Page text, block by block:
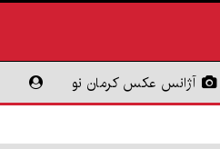
آژانس عکس کرمان نو